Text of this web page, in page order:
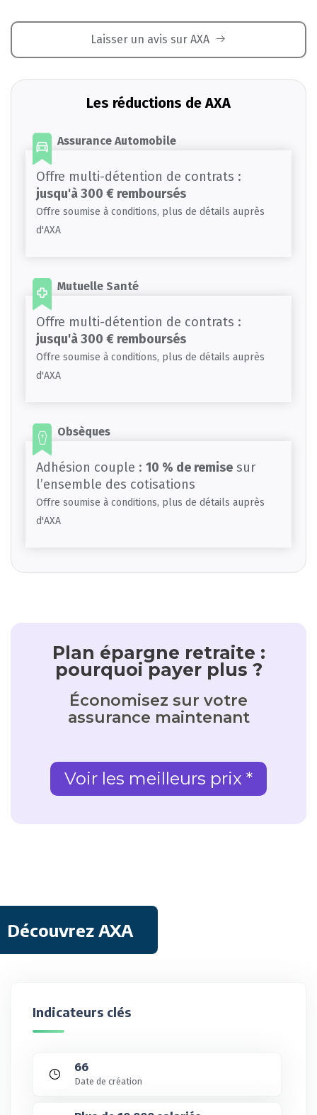
Laisser un avis sur AXA
Les réductions de AXA
Assurance Automobile
Offre multi-détention de contrats :
jusqu'à 300 € remboursés
Offre soumise à conditions, plus de détails auprès
d'AXA
Mutuelle Santé
Offre multi-détention de contrats :
jusqu'à 300 € remboursés
Offre soumise à conditions, plus de détails auprès
d'AXA
Obsèques
Adhésion couple : 10 % de remise sur
l’ensemble des cotisations
Offre soumise à conditions, plus de détails auprès
d'AXA
Plan épargne retraite :
pourquoi payer plus ?
Économisez sur votre
assurance maintenant
Voir les meilleurs prix *
Découvrez AXA
Indicateurs clés
66
Date de création